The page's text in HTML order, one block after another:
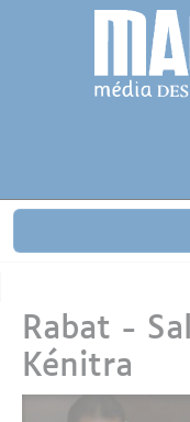
Aller au contenu
Rabat -
Kénitra
Panneau de gestion des